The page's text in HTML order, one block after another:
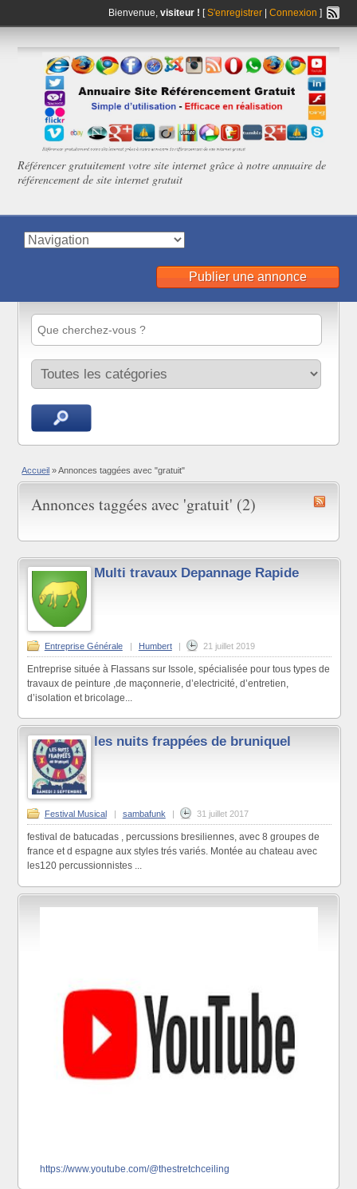
Bienvenue, visiteur ! [S'enregistrer| Connexion ]
Référencer gratuitement votre site internet grâce à notre annuaire de
référencement de site internet gratuit
Publier une annonce
Accueil » Annonces taggées avec "gratuit"
Annonces taggées avec 'gratuit' (2)
Multi travaux Depannage Rapide
Entreprise Générale | Humbert | 21 juillet 2019
Entreprise située à Flassans sur Issole, spécialisée pour tous types de
travaux de peinture ,de maçonnerie, d’electricité, d’entretien,
d’isolation et bricolage...
les nuits frappées de bruniquel
Festival Musical sambafunk 31 juillet 2017
festival de batucadas , percussions bresiliennes, avec 8 groupes de
france et d espagne aux styles trés variés. Montée au chateau avec
les120 percussionnistes ...
https://www.youtube.com/@thestretchceiling